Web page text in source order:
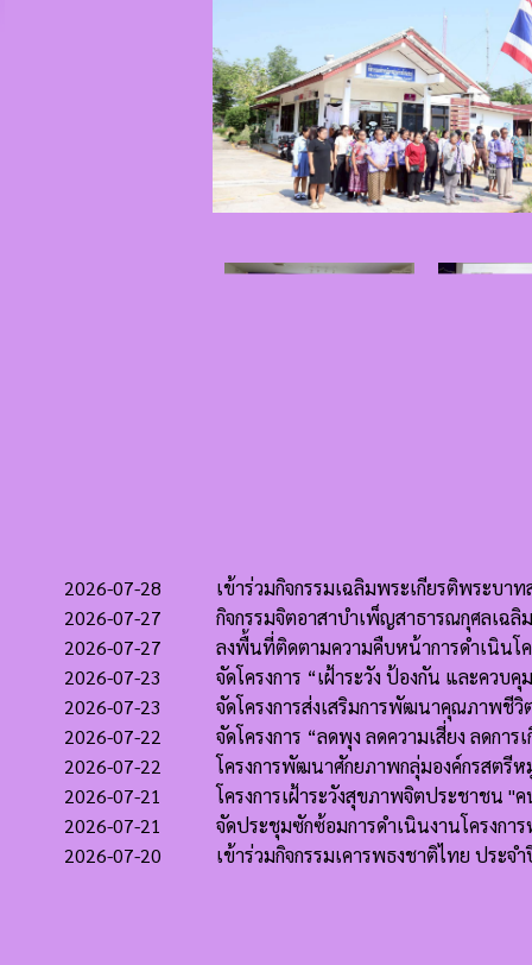
2026-07-28
เข้าร่วมกิจกรรมเฉลิมพระเกียรติพระบา
2026-07-27
กิจกรรมจิตอาสาบำเพ็ญสาธารณกุศลเฉ
2026-07-27
ลงพื้นที่ติดตามความคืบหน้าการดำเนินโ
2026-07-23
จัดโครงการ “เฝ้าระวัง ป้องกัน และคว
2026-07-23
จัดโครงการส่งเสริมการพัฒนาคุณภาพชี
2026-07-22
จัดโครงการ “ลดพุง ลดความเสี่ยง ลดก
2026-07-22
โครงการพัฒนาศักยภาพกลุ่มองค์กรสตรี
2026-07-21
โครงการเฝ้าระวังสุขภาพจิตประชาชน
2026-07-21
จัดประชุมซักซ้อมการดำเนินงานโครงก
2026-07-20
เข้าร่วมกิจกรรมเคารพธงชาติไทย ประจ